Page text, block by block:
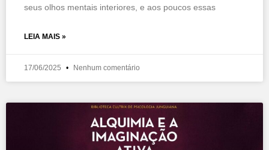
seus olhos mentais interiores, e aos poucos essas
LEIA MAIS »
17/06/2025 Nenhum comentário